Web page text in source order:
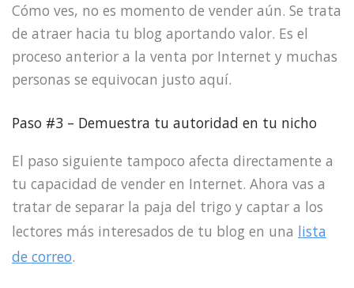
Cómo ves, no es momento de vender aún. Se trata
de atraer hacia tu blog aportando valor. Es el
proceso anterior a la venta por Internet y muchas
personas se equivocan justo aquí.
Paso #3 – Demuestra tu autoridad en tu nicho
El paso siguiente tampoco afecta directamente a
tu capacidad de vender en Internet. Ahora vas a
tratar de separar la paja del trigo y captar a los
lectores más interesados de tu blog en una lista
de correo.